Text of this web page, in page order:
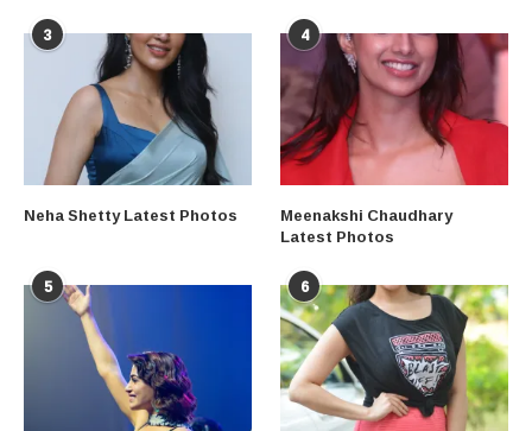
3
Neha Shetty Latest Photos
4
Meenakshi Chaudhary
Latest Photos
5 6